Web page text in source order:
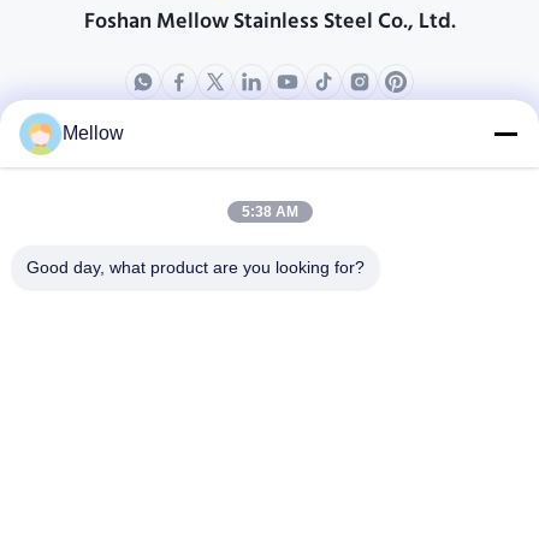
Foshan Mellow Stainless Steel Co., Ltd.
ผลิตภัณฑ์
โปรไฟล์บริษัท
การควบคุมคุณภาพ
Mellow
5:38 AM
Good day, what product are you looking for?